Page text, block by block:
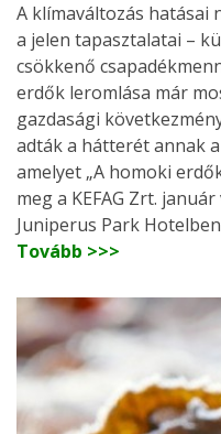
A klímaváltozás hatásai
a jelen tapasztalatai –
csökkenő
erdők leromlása már
gazdasági
adták a hátterét annak
amelyet „A homoki
meg a KEFAG Zrt.
Juniperus Park
Tovább >>>